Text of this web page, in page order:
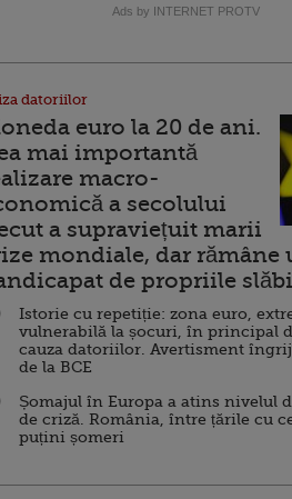
Ads by INTERNET PROTV
datoriilor
euro la 20 de ani.
mai importantă
macro-
a secolului
a supraviețuit marii
mondiale, dar rămâne
de propriile
Istorie cu repetiție: zona euro,
vulnerabilă la șocuri, în principal
cauza datoriilor. Avertisment
de la BCE
Șomajul în Europa a atins nivelul
de criză. România, între țările cu
puțini șomeri